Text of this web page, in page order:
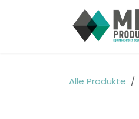
Alle Produkte